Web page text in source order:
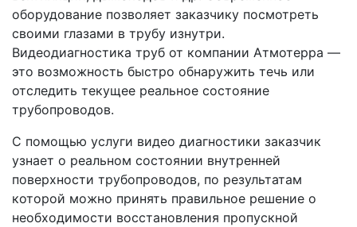
оборудование позволяет заказчику посмотреть
своими глазами в трубу изнутри.
Видеодиагностика труб от компании Атмотерра —
это возможность быстро обнаружить течь или
отследить текущее реальное состояние
трубопроводов.
С помощью услуги видео диагностики заказчик
узнает о реальном состоянии внутренней
поверхности трубопроводов, по результатам
которой можно принять правильное решение о
необходимости восстановления пропускной